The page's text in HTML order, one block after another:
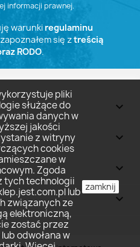
informacji prawnej.
warunki regulaminu
się ztreścią
RODO.
keyboard_arrow_down



pliki
służące do
danych w
jakości
z witryny
cookies
w
Zgoda
tych technologii
lub
związanych ze
elektroniczną,
zostać przez
odwołana w
zamknij